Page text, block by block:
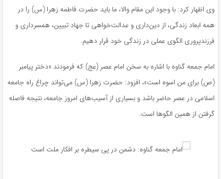
وی اظهار کرد: با وجود این مقام والا، ما باید حضرت فاطمه زهرا (س) را در
همه ابعاد زندگی، از دین‌داری و عدالت‌خواهی تا جهاد تبیین، همسرداری و
فرزندپروری الگوی عملی در زندگی خود قرار دهیم.
امام جمعه گناوه با اشاره به سخن امام عصر (عج) که فرمودند «دختر پیامبر
(ص) برای من اسوه است»، افزود: حضرت زهرا (س) می‌تواند چراغ راه جامعه
اسلامی در عصر حاضر باشد و بسیاری از آسیب‌های امروز جامعه، نتیجه فاصله
گرفتن از همین الگوها است.